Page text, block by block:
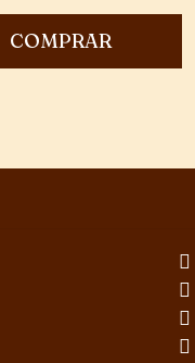
COMPRAR